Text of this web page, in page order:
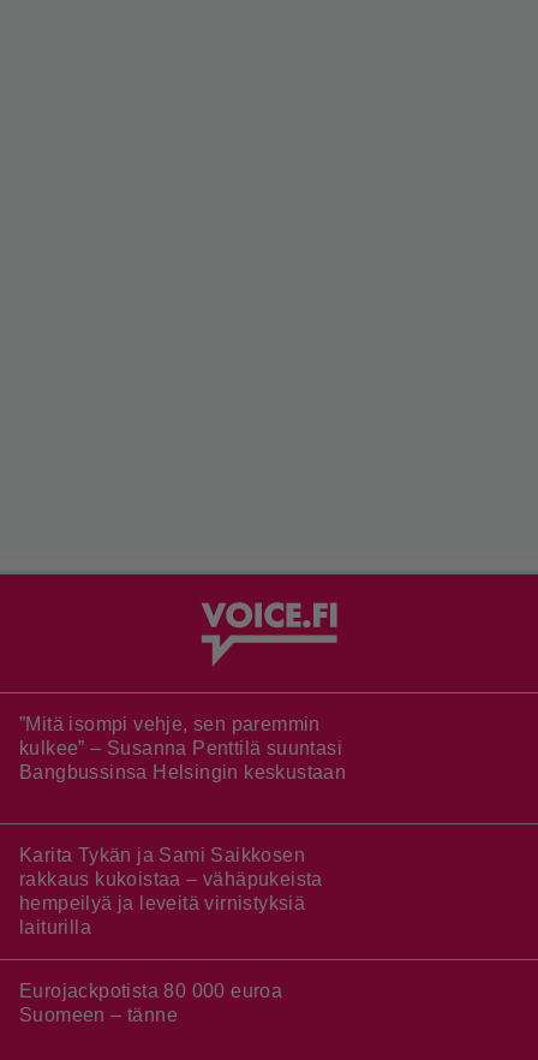
”Mitä isompi vehje, sen paremmin
kulkee” – Susanna Penttilä suuntasi
Bangbussinsa Helsingin keskustaan
Karita Tykän ja Sami Saikkosen
rakkaus kukoistaa – vähäpukeista
hempeilyä ja leveitä virnistyksiä
laiturilla
Eurojackpotista 80 000 euroa
Suomeen – tänne